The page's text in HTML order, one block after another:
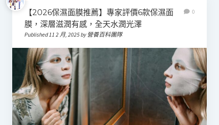
【2026保濕面膜推薦】專家評價6款保濕面
膜，深層滋潤有感，全天水潤光澤
Published 11 2 月, 2025 by 營養百科團隊
0